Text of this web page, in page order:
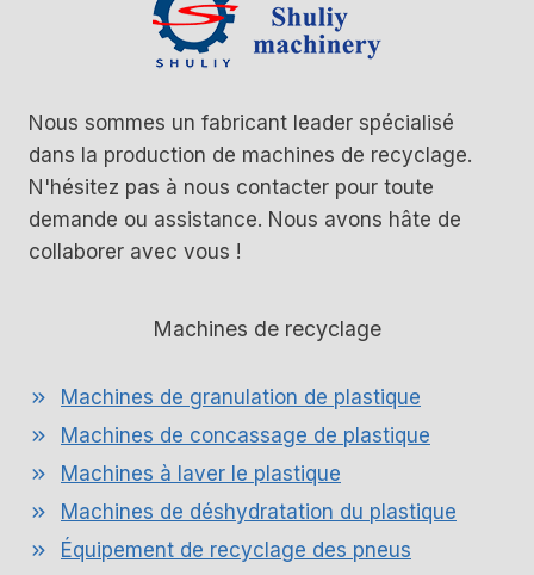
Nous sommes un fabricant leader spécialisé
dans la production de machines de recyclage.
N'hésitez pas à nous contacter pour toute
demande ou assistance. Nous avons hâte de
collaborer avec vous !
Machines de recyclage
Machines de granulation de plastique
Machines de concassage de plastique
Machines à laver le plastique
Machines de déshydratation du plastique
Équipement de recyclage des pneus